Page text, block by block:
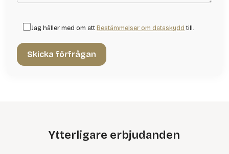
Jag håller med om attBestämmelser om dataskyddtill.
Ytterligare erbjudanden